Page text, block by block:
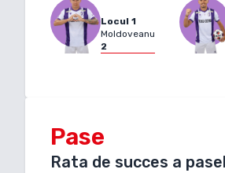
Locul 1
Moldoveanu
2
Pase
Rata de succes a